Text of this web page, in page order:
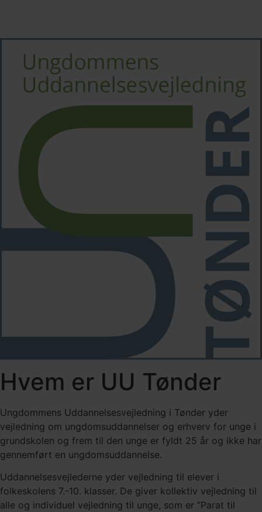
Hvem er UU Tønder
Ungdommens Uddannelsesvejledning i Tønder yder
vejledning om ungdomsuddannelser og erhverv for unge i
grundskolen og frem til den unge er fyldt 25 år og ikke har
gennemført en ungdomsuddannelse.
Uddannelsesvejlederne yder vejledning til elever i
folkeskolens 7.-10. klasser. De giver kollektiv vejledning til
alle og individuel vejledning til unge, som er ”Parat til